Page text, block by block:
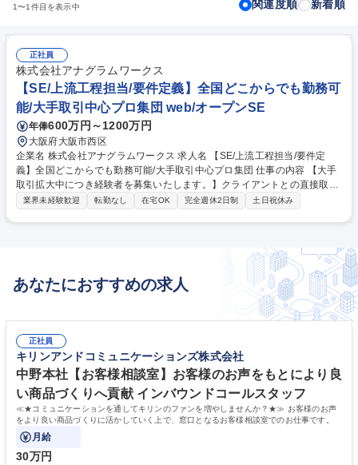
1〜1 件目を表示中 関連度順 新着順
正社員
株式会社アナグラムワークス
【SE/上流工程担当/要件定義】全国どこからでも勤務可
能/大手取引中心プロ集団 web/オープンSE
年俸600万円～1200万円
大阪府大阪市西区
企業名 株式会社アナグラムワークス 求人名 【SE/上流工程担当/要件定
義】全国どこからでも勤務可能/大手取引中心プロ集団 仕事の内容 【大手
取引拡大中につき経験者を募集いたします。】クライアントとの直接取引
による課題ヒアリング、要件定義を行い、オフショア開発を行っている外
化(ベトナムの開発企業に向けたコミュニケーション) ■制作進行管理 ※自
件定義】全国どこからでも勤務可能/大手取引中心プロ集団
業界未経験歓迎 転勤なし 在宅OK 完全週休2日制 土日祝休み
あなたにおすすめの求人
正社員
キリンアンドコミュニケーションズ株式会社
中野本社【お客様相談室】お客様のお声をもとにより良
い商品づくりへ貢献 インバウンドコールスタッフ
≪★コミュニケーションを通してキリンのファンを増やしませんか？★≫ お客様のお声
をより良い商品づくりに活かしていく上で、窓口となるお客様相談室でのお仕事です。
月給
30万円